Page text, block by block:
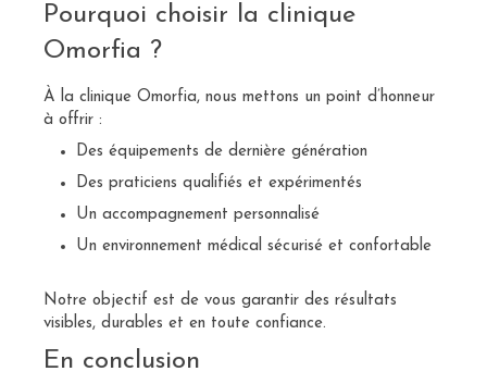
Pourquoi choisir la clinique
Omorfia ?
À la clinique Omorfia, nous mettons un point d’honneur
à offrir :
Des équipements de dernière génération
Des praticiens qualifiés et expérimentés
Un accompagnement personnalisé
Un environnement médical sécurisé et confortable
Notre objectif est de vous garantir des résultats
visibles, durables et en toute confiance.
En conclusion